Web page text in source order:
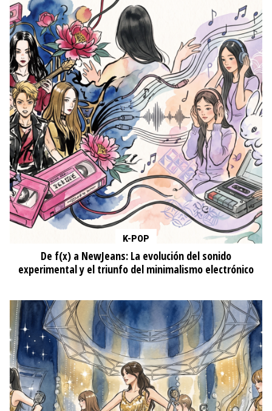
K-POP
De f(x) a NewJeans: La evolución del sonido
experimental y el triunfo del minimalismo electrónico